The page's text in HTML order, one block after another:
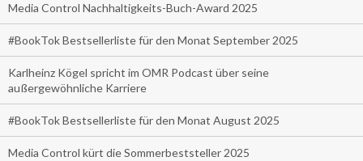
Media Control Nachhaltigkeits-Buch-Award 2025
#BookTok Bestsellerliste für den Monat September 2025
Karlheinz Kögel spricht im OMR Podcast über seine
außergewöhnliche Karriere
#BookTok Bestsellerliste für den Monat August 2025
Media Control kürt die Sommerbeststeller 2025